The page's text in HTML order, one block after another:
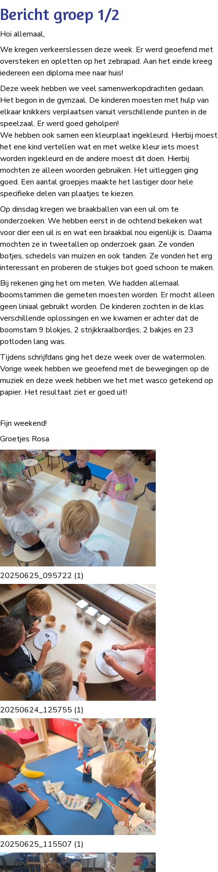
Bericht groep 1/2
Hoi allemaal,
We kregen verkeerslessen deze week. Er werd geoefend met
oversteken en opletten op het zebrapad. Aan het einde kreeg
iedereen een diploma mee naar huis!
Deze week hebben we veel samenwerkopdrachten gedaan.
Het begon in de gymzaal. De kinderen moesten met hulp van
elkaar knikkers verplaatsen vanuit verschillende punten in de
speelzaal. Er werd goed geholpen!
We hebben ook samen een kleurplaat ingekleurd. Hierbij moest
het ene kind vertellen wat en met welke kleur iets moest
worden ingekleurd en de andere moest dit doen. Hierbij
mochten ze alleen woorden gebruiken. Het uitleggen ging
goed. Een aantal groepjes maakte het lastiger door hele
specifieke delen van plaatjes te kiezen.
Op dinsdag kregen we braakballen van een uil om te
onderzoeken. We hebben eerst in de ochtend bekeken wat
voor dier een uil is en wat een braakbal nou eigenlijk is. Daarna
mochten ze in tweetallen op onderzoek gaan. Ze vonden
botjes, schedels van muizen en ook tanden. Ze vonden het erg
interessant en proberen de stukjes bot goed schoon te maken.
Bij rekenen ging het om meten. We hadden allemaal
boomstammen die gemeten moesten worden. Er mocht alleen
geen liniaal gebruikt worden. De kinderen zochten in de klas
verschillende oplossingen en we kwamen er achter dat de
boomstam 9 blokjes, 2 strijkkraalbordjes, 2 bakjes en 23
potloden lang was.
Tijdens schrijfdans ging het deze week over de watermolen.
Vorige week hebben we geoefend met de bewegingen op de
muziek en deze week hebben we het met wasco getekend op
papier. Het resultaat ziet er goed uit!
Fijn weekend!
Groetjes Rosa
20250625_095722 (1)
20250624_125755 (1)
20250625_115507 (1)